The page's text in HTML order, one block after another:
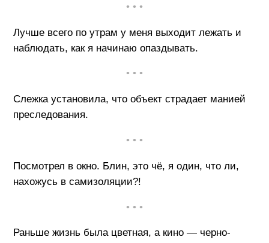
• • •
Лучше всего по утрам у меня выходит лежать и
наблюдать, как я начинаю опаздывать.
• • •
Слежка установила, что объект страдает манией
преследования.
• • •
Посмотрел в окно. Блин, это чё, я один, что ли,
нахожусь в самизоляции?!
• • •
Раньше жизнь была цветная, а кино — черно-